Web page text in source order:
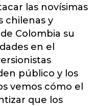
las novísimas
chilenas y
Colombia su
en el
público y los
vemos cómo el
que los